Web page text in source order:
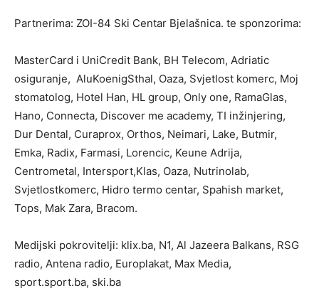
Partnerima: ZOI-84 Ski Centar Bjelašnica. te sponzorima:
MasterCard i UniCredit Bank, BH Telecom, Adriatic
osiguranje, AluKoenigSthal, Oaza, Svjetlost komerc, Moj
stomatolog, Hotel Han, HL group, Only one, RamaGlas,
Hano, Connecta, Discover me academy, TI inžinjering,
Dur Dental, Curaprox, Orthos, Neimari, Lake, Butmir,
Emka, Radix, Farmasi, Lorencic, Keune Adrija,
Centrometal, Intersport,Klas, Oaza, Nutrinolab,
Svjetlostkomerc, Hidro termo centar, Spahish market,
Tops, Mak Zara, Bracom.
Medijski pokrovitelji: klix.ba, N1, Al Jazeera Balkans, RSG
radio, Antena radio, Europlakat, Max Media,
sport.sport.ba, ski.ba